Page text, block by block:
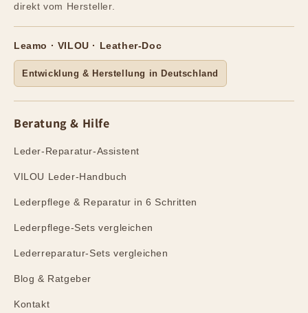
direkt vom Hersteller.
Leamo · VILOU · Leather-Doc
Entwicklung & Herstellung in Deutschland
Beratung & Hilfe
Leder-Reparatur-Assistent
VILOU Leder-Handbuch
Lederpflege & Reparatur in 6 Schritten
Lederpflege-Sets vergleichen
Lederreparatur-Sets vergleichen
Blog & Ratgeber
Kontakt